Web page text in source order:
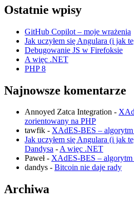
Ostatnie wpisy
GitHub Copilot – moje wrażenia
Jak uczyłem się Angulara (i jak
Debugowanie JS w Firefoksie
A więc .NET
PHP 8
Najnowsze komentarze
Annoyed Zatca Integration -
zorientowany na PHP
tawfik - XAdES-BES –
Jak uczyłem się Angulara (i jak
Dandysa -A więc .NET
Paweł- XAdES-BES –
dandys - Bitcoin nie daje rady
Archiwa